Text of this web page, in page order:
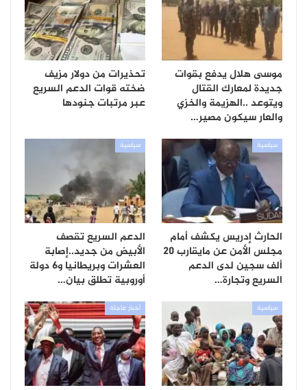
موسى هلال يدفع بقوات
جديدة لمعارك القتال
ويتوعد ..الهزيمة والخزي
والعار سيكون مصير…
تحذيرات من دولار مزيف
ضخته قوات الدعم السريع
عبر مرتبات جنودها
سياسية
الحارث إدريس يكشف أمام
مجلس الأمن عن مايقارب 20
ألف سجين لدى الدعم
السريع وتجارة…
سياسية
الدعم السريع تقصف
الأبيض من جديد..إصابة
العشرات وبريطانيا و6 دولة
أوروبية تطلق بيان…
سياسية أخبار عاجلة